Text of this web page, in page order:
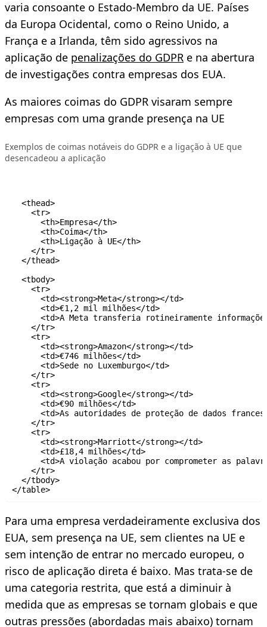
varia consoante o Estado-Membro da UE. Países
da Europa Ocidental, como o Reino Unido, a
França e a Irlanda, têm sido agressivos na
aplicação de penalizações do GDPR e na abertura
de investigações contra empresas dos EUA.
As maiores coimas do GDPR visaram sempre
empresas com uma grande presença na UE
Exemplos de coimas notáveis do GDPR e a ligação à UE que
desencadeou a aplicação
  <thead>
    <tr>
      <th>Empresa</th>
      <th>Coima</th>
      <th>Ligação à UE</th>
    </tr>
  </thead>
  <tbody>
    <tr>
      <td><strong>Meta</strong></td>
      <td>€1,2 mil milhões</td>
<td>A Meta transferia rotineiramente
    </tr>
    <tr>
      <td><strong>Amazon</strong></td>
      <td>€746 milhões</td>
      <td>Sede no Luxemburgo</td>
    </tr>
    <tr>
      <td><strong>Google</strong></td>
      <td>€90 milhões</td>
<td>As autoridades de proteção de dados
    </tr>
    <tr>
      <td><strong>Marriott</strong></td>
      <td>£18,4 milhões</td>
<td>A violação acabou por comprometer as
    </tr>
  </tbody>
Para uma empresa verdadeiramente exclusiva dos
EUA, sem presença na UE, sem clientes na UE e
sem intenção de entrar no mercado europeu, o
risco de aplicação direta é baixo. Mas trata-se de
uma categoria restrita, que está a diminuir à
medida que as empresas se tornam globais e que
outras pressões (abordadas mais abaixo) tornam